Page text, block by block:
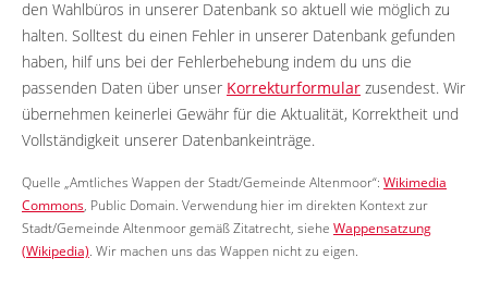
den Wahlbüros in unserer Datenbank so aktuell wie möglich zu
halten. Solltest du einen Fehler in unserer Datenbank gefunden
haben, hilf uns bei der Fehlerbehebung indem du uns die
passenden Daten über unser Korrekturformular zusendest. Wir
übernehmen keinerlei Gewähr für die Aktualität, Korrektheit und
Vollständigkeit unserer Datenbankeinträge.
Quelle „Amtliches Wappen der Stadt/Gemeinde Altenmoor“: Wikimedia
Commons, Public Domain. Verwendung hier im direkten Kontext zur
Stadt/Gemeinde Altenmoor gemäß Zitatrecht, siehe Wappensatzung
(Wikipedia). Wir machen uns das Wappen nicht zu eigen.